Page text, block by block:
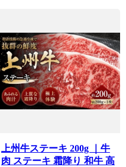
上州牛ステーキ 200g ｜牛
肉 ステーキ 霜降り 和牛 高